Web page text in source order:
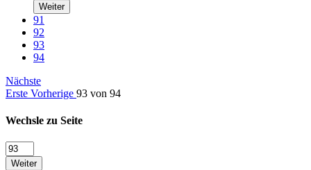
Weiter
91
92
93
94
Nächste
Erste Vorherige 93 von 94
Wechsle zu Seite
Weiter